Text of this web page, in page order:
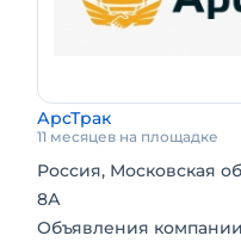
• Аудио система
• Проблесковый маяк
• Передние и
омывателем
Цена с НДС.
АрсТрак
11 месяцев на площадке
Россия, Московская
8А
Объявления